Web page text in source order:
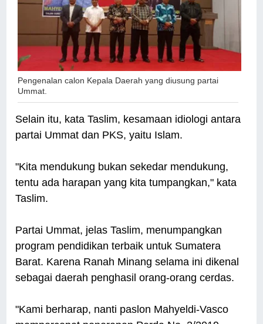
Pengenalan calon Kepala Daerah yang diusung partai
Ummat.
Selain itu, kata Taslim, kesamaan idiologi antara
partai Ummat dan PKS, yaitu Islam.
"Kita mendukung bukan sekedar mendukung,
tentu ada harapan yang kita tumpangkan," kata
Taslim.
Partai Ummat, jelas Taslim, menumpangkan
program pendidikan terbaik untuk Sumatera
Barat. Karena Ranah Minang selama ini dikenal
sebagai daerah penghasil orang-orang cerdas.
"Kami berharap, nanti paslon Mahyeldi-Vasco